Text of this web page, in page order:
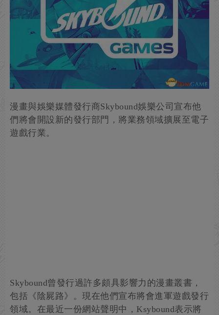
漫畫與娛樂媒體發行商Skybound娛樂公司宣布他
們將會開設新的發行部門，將業務領域擴展至電子
遊戲行業。
Skybound曾發行過許多頗具影響力的漫畫叢書，
包括《陰屍路》。現在他們宣布將會進軍遊戲發行
領域。在最近一份網站聲明中，Ksybound表示將